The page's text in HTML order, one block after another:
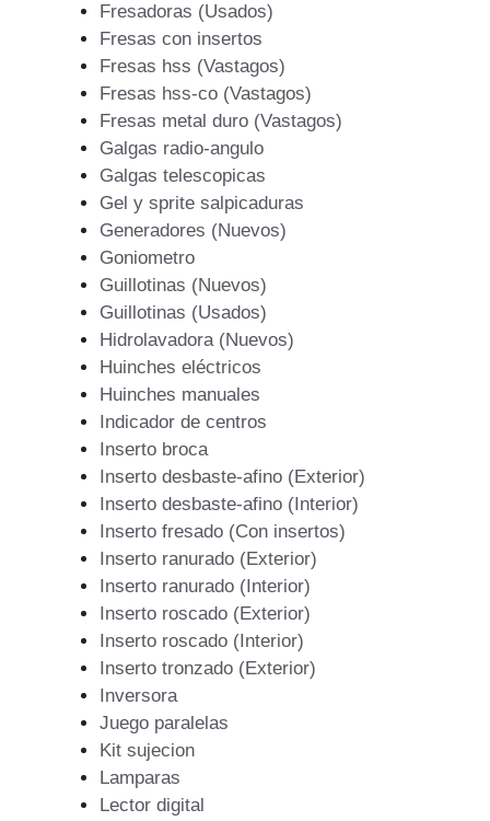
Fresadoras (Usados)
Fresas con insertos
Fresas hss (Vastagos)
Fresas hss-co (Vastagos)
Fresas metal duro (Vastagos)
Galgas radio-angulo
Galgas telescopicas
Gel y sprite salpicaduras
Generadores (Nuevos)
Goniometro
Guillotinas (Nuevos)
Guillotinas (Usados)
Hidrolavadora (Nuevos)
Huinches eléctricos
Huinches manuales
Indicador de centros
Inserto broca
Inserto desbaste-afino (Exterior)
Inserto desbaste-afino (Interior)
Inserto fresado (Con insertos)
Inserto ranurado (Exterior)
Inserto ranurado (Interior)
Inserto roscado (Exterior)
Inserto roscado (Interior)
Inserto tronzado (Exterior)
Inversora
Juego paralelas
Kit sujecion
Lamparas
Lector digital